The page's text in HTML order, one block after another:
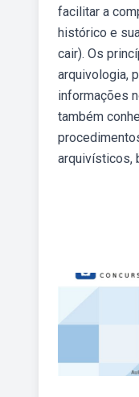
facilitar a
histórico e
cair). Os
arquivologia,
informações
também
arquivísticos,